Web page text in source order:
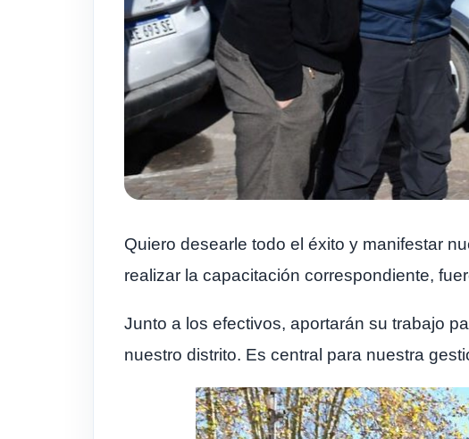
Quiero desearle todo el éxito y manifestar
realizar la capacitación correspondiente,
Junto a los efectivos, aportarán su trabajo
nuestro distrito. Es central para nuestra